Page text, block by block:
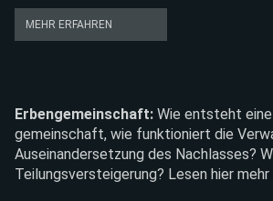
MEHR ERFAHREN
Erbengemeinschaft Wie entsteht
gemeinschaft, wie funktioniert die
Auseinandersetzung des Nachlasses?
Teilungsversteigerung? Lesen hier mehr